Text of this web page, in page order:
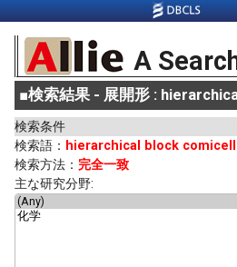
A
■検索結果 - 展開形 :
検索条件
検索語： hierarchical block
検索方法： 完全一致
主な研究分野: